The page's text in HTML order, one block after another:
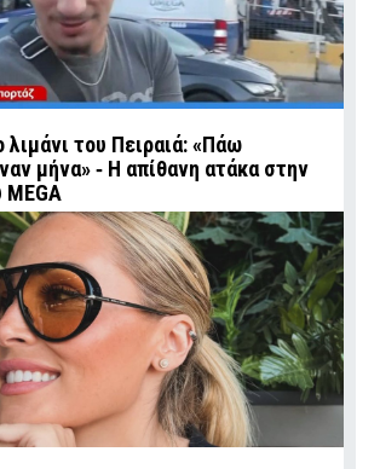
λιμάνι του Πειραιά: «Πάω
μήνα» ‑ Η απίθανη ατάκα στην
MEGA